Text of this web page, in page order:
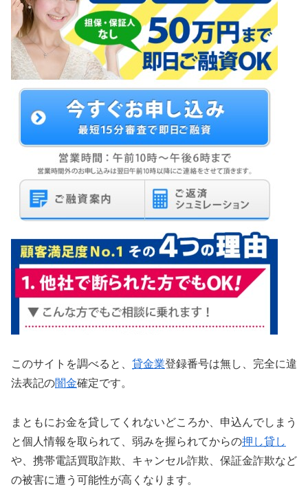
このサイトを調べると、 貸金業登録番号は無し、完全に違
法表記の闇金確定です。
まともにお金を貸してくれないどころか、申込んでしまう
と個人情報を取られて、弱みを握られてからの押し貸し
や、携帯電話買取詐欺、キャンセル詐欺、保証金詐欺など
の被害に遭う可能性が高くなります。